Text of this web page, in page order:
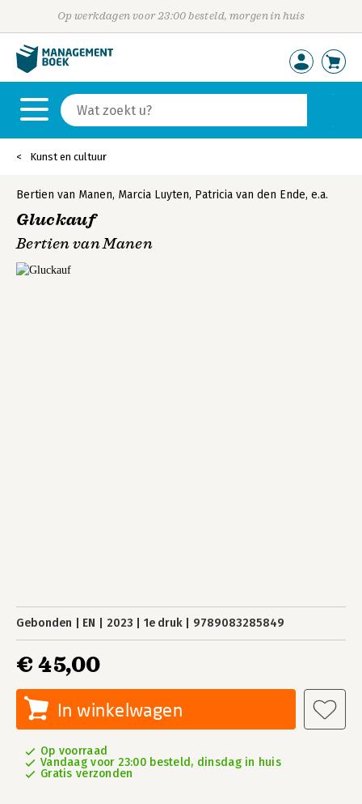
Op werkdagen voor 23:00 besteld, morgen in huis
Kunst en cultuur
Bertien van Manen, Marcia Luyten, Patricia van den Ende, e.a.
Gluckauf
Bertien van Manen
Gebonden EN 2023 1e druk 9789083285849
€ 45,00
In winkelwagen
Op voorraad
Vandaag voor 23:00 besteld, dinsdag in huis
Gratis verzonden